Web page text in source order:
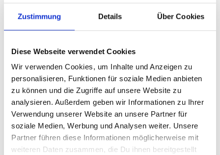
Zustimmung Details Über Cookies
Diese Webseite verwendet Cookies
Wir verwenden Cookies, um Inhalte und Anzeigen zu
personalisieren, Funktionen für soziale Medien anbieten
zu können und die Zugriffe auf unsere Website zu
analysieren. Außerdem geben wir Informationen zu Ihrer
Verwendung unserer Website an unsere Partner für
soziale Medien, Werbung und Analysen weiter. Unsere
Partner führen diese Informationen möglicherweise mit
weiteren Daten zusammen, die Du ihnen bereitgestellt
Willkommen beim Herzstück von
FishMaps: unserer Kartensuche!
Du suchst Infos zu Angelgewässern in Dänemark vom